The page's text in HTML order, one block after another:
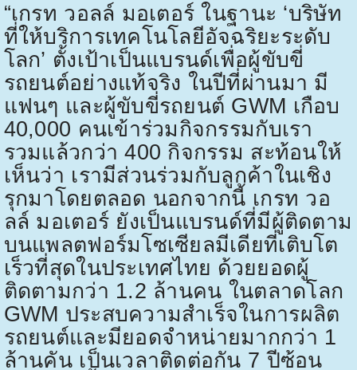
“เกรท วอลล์ มอเตอร์ ในฐานะ ‘บริษัท
ที่ให้บริการเทคโนโลยีอัจฉริยะระดับ
โลก’ ตั้งเป้าเป็นแบรนด์เพื่อผู้ขับขี่
รถยนต์อย่างแท้จริง ในปีที่ผ่านมา มี
แฟนๆ และผู้ขับขี่รถยนต์ GWM เกือบ
40,000 คนเข้าร่วมกิจกรรมกับเรา
รวมแล้วกว่า400 กิจกรรม สะท้อนให้
เห็นว่า เรามีส่วนร่วมกับลูกค้าในเชิง
รุกมาโดยตลอด นอกจากนี้ เกรท วอ
ลล์ มอเตอร์ ยังเป็นแบรนด์ที่มีผู้ติดตาม
บนแพลตฟอร์มโซเซียลมีเดียที่เติบโต
เร็วที่สุดในประเทศไทย ด้วยยอดผู้
ติดตามกว่า 1.2 ล้านคน ในตลาดโลก
GWM ประสบความสำเร็จในการผลิต
รถยนต์และมียอดจำหน่ายมากกว่า 1
ล้านคัน เป็นเวลาติดต่อกัน 7 ปีซ้อน